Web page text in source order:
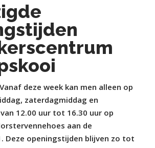
Vanaf deze week kan men alleen op
zaterdagmiddag en
12.00 uur tot 16.30 uur op
aan de
Deze openingstijden blijven zo tot